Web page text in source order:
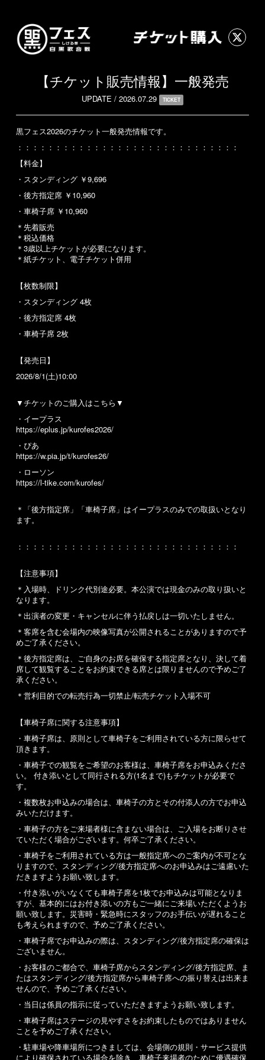
【チケット販売情報】一般発売
UPDATE /2026.07.29 TICKET
黒フェス2026のチケット一般発売情報です。
：：：：：：：：：：：：：：：：：：：：：：：：：：：：：
【料金】
・スタンディング ￥9,696
・後方指定席 ￥10,960
・車椅子席 ￥10,960
＊先着販売
＊税込価格
＊3歳以上チケットが必要になります。
＊紙チケット、電子チケット併用
【枚数制限】
・スタンディング 4枚
・後方指定席 4枚
・車椅子席 2枚
【発売日】
2026/8/1(土)10:00
▼チケットのご購入はこちら▼
・イープラス
https://eplus.jp/kurofes2026/
・ぴあ
https://w.pia.jp/t/kurofes26/
・ローソン
https://l-tike.com/kurofes/
＊「後方指定席」「車椅子席」はイープラスのみでの取扱いとなり
ます。
：：：：：：：：：：：：：：：：：：：：：：：：：：：：：
【注意事項】
＊入場時、ドリンク代別途必要。本公演では現金のみの取り扱いと
なります。
＊出演者の変更・キャンセルに伴う払戻しは一切いたしません。
＊客席を含む会場内の映像写真が公開されることがありますので予
めご了承ください。
＊後方指定席は、ご自身のお席を確保する指定席となり、決して着
席して観覧することをお約束できる席とは限りませんので予めご了
承ください。
＊営利目的での転売行為一切禁止/転売チケット入場不可
【車椅子席に関する注意事項】
・車椅子席は、原則として車椅子をご利用されている方に限らせて
頂きます。
・車椅子での観覧をご希望のお客様は、車椅子席をお申込みくださ
い。 付き添いとして同行される方(1名まで)もチケットが必要で
す。
・複数枚お申込みの場合は、車椅子の方とその付添人の方でお申込
みいただけます。
・車椅子の方をご来場者様に含まない場合は、ご入場をお断りさせ
ていただく場合がございます。何卒ご了承ください。
・車椅子をご利用されている方は一般指定席へのご案内が不可とな
りますので、スタンディング/後方指定席へのお申込みはご遠慮いた
だきますようお願い致します。
・付き添いがいなくても車椅子席を1枚でお申込みは可能となりま
すが、基本的にはお付き添いの方もご一緒にご来場いただくようお
願い致します。災害時・緊急時にスタッフのお手伝いが遅れること
も考えられますので、予めご了承ください。
・車椅子席でお申込みの際は、スタンディング/後方指定席の確保は
ございません。
・お客様のご都合で、車椅子席からスタンディング/後方指定席、ま
たはスタンディング/後方指定席から車椅子席への振り替えは出来ま
せんので、予めご了承ください。
・当日は係員の指示に従っていただきますようお願い致します。
・車椅子席はステージの見やすさをお約束したものではありません
ことを予めご了承ください。
・駐車場や降車場所につきましては、会場側の規則・サービス提供
により確保されている場合を除き、車椅子来場者のために優遇確保